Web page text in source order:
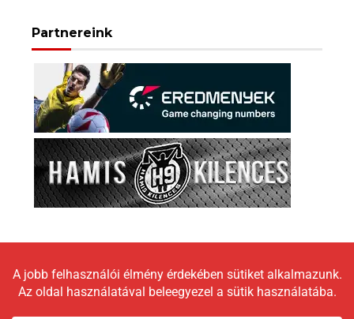
Partnereink